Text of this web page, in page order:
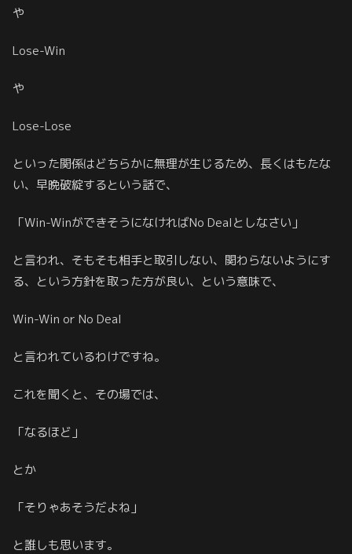
や
Lose-Win
や
Lose-Lose
といった関係はどちらかに無理が生じるため、長くはもたな
い、早晩破綻するという話で、
「Win-WinができそうになければNo Dealとしなさい」
と言われ、そもそも相手と取引しない、関わらないようにす
る、という方針を取った方が良い、という意味で、
Win-Win or No Deal
と言われているわけですね。
これを聞くと、その場では、
「なるほど」
とか
「そりゃあそうだよね」
と誰しも思います。